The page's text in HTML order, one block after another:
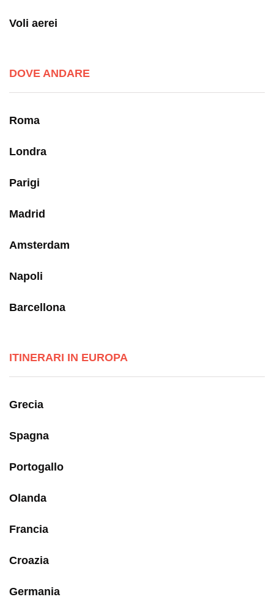
Voli aerei
DOVE ANDARE
Roma
Londra
Parigi
Madrid
Amsterdam
Napoli
Barcellona
ITINERARI IN EUROPA
Grecia
Spagna
Portogallo
Olanda
Francia
Croazia
Germania